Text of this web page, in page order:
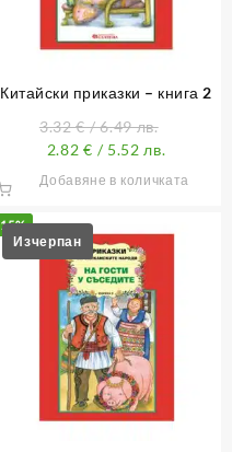
Китайски приказки – книга 2
3.32€/ 6.49 лв.
2.82€ / 5.52 лв.
Добавяне в количката
15%